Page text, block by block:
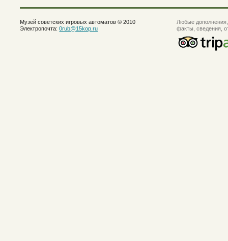
Музей советских игровых автоматов © 2010
Электропочта:0rub@15kop.ru
Любые
факты, сведения,